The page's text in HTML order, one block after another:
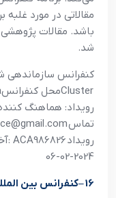
مقالاتي در مورد
باشد. مقالات
شد.
کنفرانس سازماندهي
Clusterمحل کنفرانس
رويداد: هماهنگ
تماس
رويداد: ACA986826
2024-02-06
16
–کنفرانس بين